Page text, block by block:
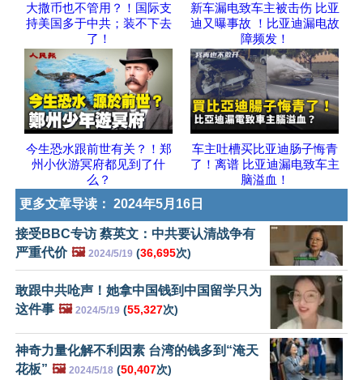
大撒币也不管用？！国际支
持美国多于中共；装不下去
了！
新车漏电致车主被击伤 比亚
迪又曝事故 ！比亚迪漏电故
障频发！
今生恐水跟前世有关？！郑
州小伙游冥府都见到了什
么？
车主吐槽买比亚迪肠子悔青
了！离谱 比亚迪漏电致车主
脑溢血！
更多文章导读： 2024年5月16日
接受BBC专访 蔡英文：中共要认清战争有
严重代价 🖼️ 2024/5/19 (36,695次)
敢跟中共呛声！她拿中国钱到中国留学只为
这件事 🖼️ 2024/5/19 (55,327次)
神奇力量化解不利因素 台湾的钱多到“淹天
花板” 🖼️ 2024/5/18 (50,407次)